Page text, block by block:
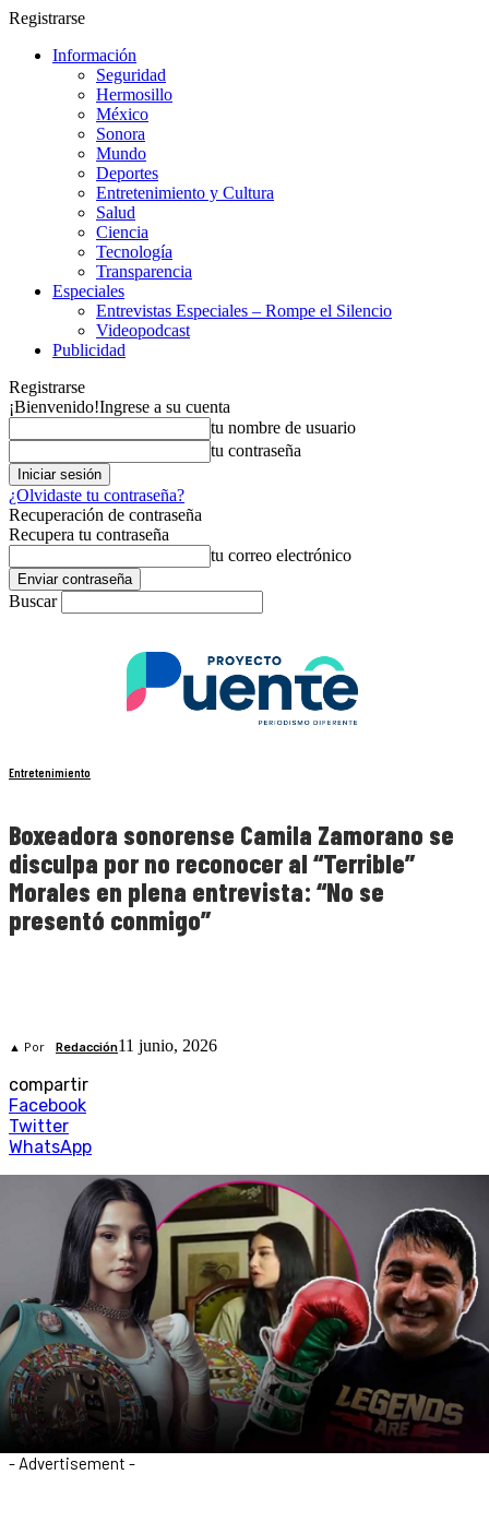
Registrarse
Información
Seguridad
Hermosillo
México
Sonora
Mundo
Deportes
Entretenimiento y Cultura
Salud
Ciencia
Tecnología
Transparencia
Especiales
Entrevistas Especiales – Rompe el Silencio
Videopodcast
Publicidad
Registrarse
¡Bienvenido!Ingrese a su cuenta
tu nombre de usuario
tu contraseña
¿Olvidaste tu contraseña?
Recuperación de contraseña
Recupera tu contraseña
tu correo electrónico
Buscar
Entretenimiento
Boxeadora sonorense Camila Zamorano se
disculpa por no reconocer al “Terrible”
Morales en plena entrevista: “No se
presentó conmigo”
▲ Por Redacción11 junio, 2026
compartir
Facebook
Twitter
WhatsApp
- Advertisement -